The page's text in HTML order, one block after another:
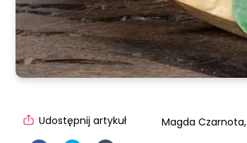
Magda Czarnota,
Udostępnij artykuł